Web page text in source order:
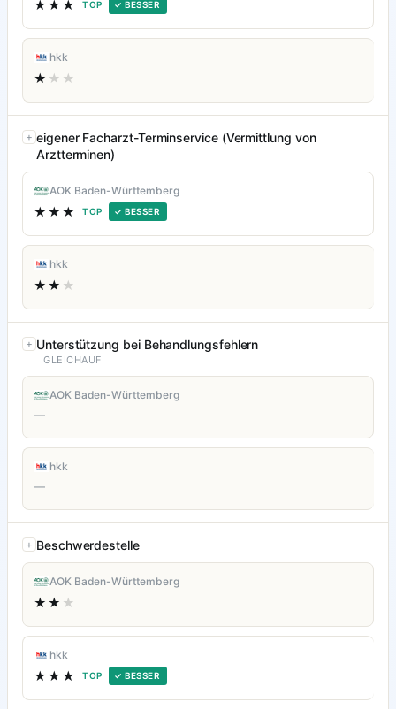
★★★ TOP ✓ BESSER
hkk
★ ★★
eigener Facharzt-Terminservice (Vermittlung von
Arztterminen)
AOK Baden-Württemberg
★★★ TOP ✓ BESSER
hkk
★★ ★
Unterstützung bei Behandlungsfehlern
GLEICHAUF
AOK Baden-Württemberg
—
hkk
—
Beschwerdestelle
AOK Baden-Württemberg
★★ ★
hkk
★★★ TOP ✓ BESSER